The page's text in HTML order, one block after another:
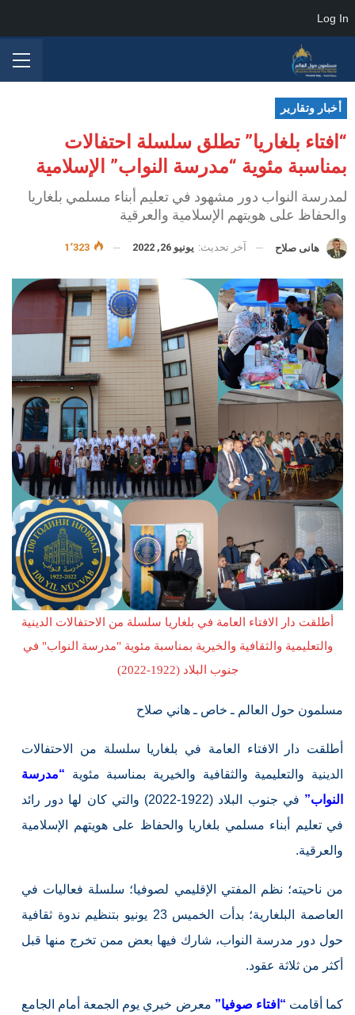
أخبار وتقارير
“افتاء بلغاريا” تطلق سلسلة احتفالات
بمناسبة مئوية “مدرسة النواب” الإسلامية
لمدرسة النواب دور مشهود في تعليم أبناء مسلمي بلغاريا
والحفاظ على هويتهم الإسلامية والعرقية
هانى صلاح آخر تحديث: يونيو 26, 2022
أطلقت دار الافتاء العامة في بلغاريا سلسلة من الاحتفالات الدينية
والتعليمية والثقافية والخيرية بمناسبة مئوية "مدرسة النواب" في
جنوب البلاد (1922-2022)
مسلمون حول العالم ـ خاص ـ هاني صلاح
أطلقت دار الافتاء العامة في بلغاريا سلسلة من الاحتفالات
الدينية والتعليمية والثقافية والخيرية بمناسبة مئوية “مدرسة
النواب”
في جنوب البلاد (1922-2022) والتي كان لها دور رائد
في تعليم أبناء مسلمي بلغاريا والحفاظ على هويتهم الإسلامية
والعرقية.
من ناحيته؛ نظم المفتي الإقليمي لصوفيا؛ سلسلة فعاليات في
العاصمة البلغارية؛ بدأت الخميس 23 يونيو بتنظيم ندوة ثقافية
حول دور مدرسة النواب، شارك فيها بعض ممن تخرج منها قبل
أكثر من ثلاثة عقود.
كما أقامت “افتاء صوفيا” معرض خيري يوم الجمعة أمام الجامع
Log In